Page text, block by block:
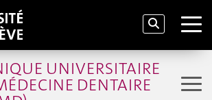
UNIVERSITAIRE
DENTAIRE